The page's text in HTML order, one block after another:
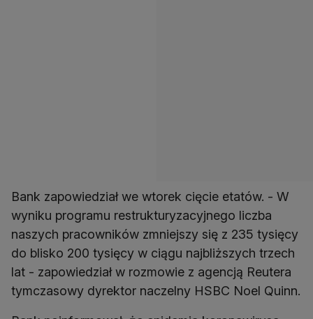
Bank zapowiedział we wtorek cięcie etatów. - W
wyniku programu restrukturyzacyjnego liczba
naszych pracowników zmniejszy się z 235 tysięcy
do blisko 200 tysięcy w ciągu najbliższych trzech
lat - zapowiedział w rozmowie z agencją Reutera
tymczasowy dyrektor naczelny HSBC Noel Quinn.